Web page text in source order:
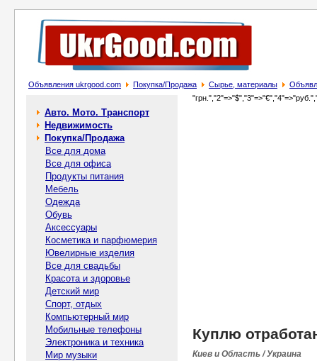
Объявления ukrgood.com Покупка/Продажа Сырье, материалы
Авто. Мото. Транспорт
Недвижимость
Покупка/Продажа
Все для дома
Все для офиса
Продукты питания
Мебель
Одежда
Обувь
Аксессуары
Косметика и парфюмерия
Ювелирные изделия
Все для свадьбы
Красота и здоровье
Детский мир
Спорт, отдых
Компьютерный мир
Мобильные телефоны
Электроника и техника
Мир музыки
Куплю
Киев и Область / Украина